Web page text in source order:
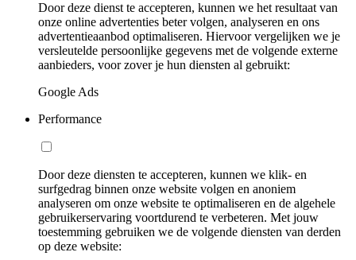
Door deze dienst te accepteren, kunnen we het resultaat van
onze online advertenties beter volgen, analyseren en ons
advertentieaanbod optimaliseren. Hiervoor vergelijken we je
versleutelde persoonlijke gegevens met de volgende externe
aanbieders, voor zover je hun diensten al gebruikt:
Google Ads
Performance
Door deze diensten te accepteren, kunnen we klik- en
surfgedrag binnen onze website volgen en anoniem
analyseren om onze website te optimaliseren en de algehele
gebruikerservaring voortdurend te verbeteren. Met jouw
toestemming gebruiken we de volgende diensten van derden
op deze website: